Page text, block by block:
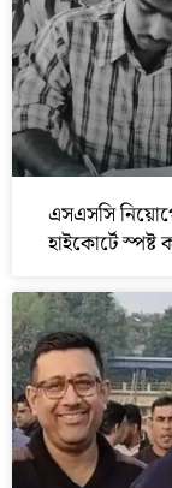
এসএসসি
হাইকোর্টে